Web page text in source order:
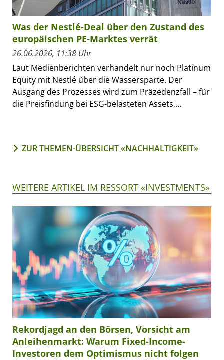
Was der Nestlé-Deal über den Zustand des
europäischen PE-Marktes verrät
26.06.2026, 11:38 Uhr
Laut Medienberichten verhandelt nur noch Platinum
Equity mit Nestlé über die Wassersparte. Der
Ausgang des Prozesses wird zum Präzedenzfall – für
die Preisfindung bei ESG-belasteten Assets,...
ZUR THEMEN-ÜBERSICHT «NACHHALTIGKEIT»
WEITERE ARTIKEL IM RESSORT «INVESTMENTS»
Rekordjagd an den Börsen, Vorsicht am
Anleihenmarkt: Warum Fixed-Income-
Investoren dem Optimismus nicht folgen